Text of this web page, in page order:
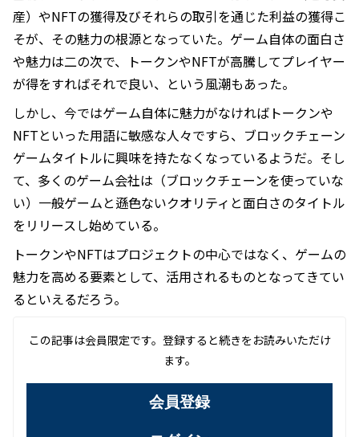
産）やNFTの獲得及びそれらの取引を通じた利益の獲得こ
そが、その魅力の根源となっていた。ゲーム自体の面白さ
や魅力は二の次で、トークンやNFTが高騰してプレイヤー
が得をすればそれで良い、という風潮もあった。
しかし、今ではゲーム自体に魅力がなければトークンや
NFTといった用語に敏感な人々ですら、ブロックチェーン
ゲームタイトルに興味を持たなくなっているようだ。そし
て、多くのゲーム会社は（ブロックチェーンを使っていな
い）一般ゲームと遜色ないクオリティと面白さのタイトル
をリリースし始めている。
トークンやNFTはプロジェクトの中心ではなく、ゲームの
魅力を高める要素として、活用されるものとなってきてい
るといえるだろう。
この記事は会員限定です。登録すると続きをお読みいただけ
ます。
会員登録